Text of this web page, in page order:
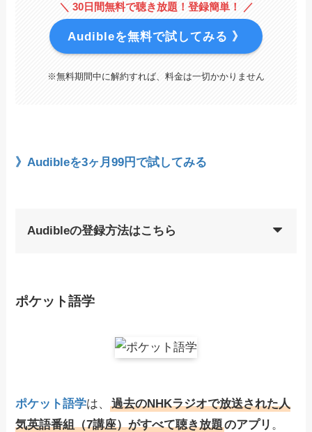
＼ 30日間無料で聴き放題！登録簡単！ ／
Audibleを無料で試してみる 》
※無料期間中に解約すれば、料金は一切かかりません
》Audibleを3ヶ月99円で試してみる
Audibleの登録方法はこちら
ポケット語学
ポケット語学は、過去のNHKラジオで放送された人
気英語番組（7講座）がすべて聴き放題のアプリ 。